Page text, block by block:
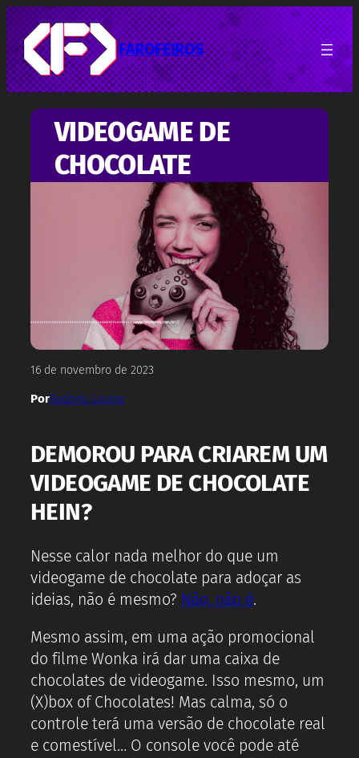
Pular
para
o
conteúdo
FAROFEIROS
VIDEOGAME DE
CHOCOLATE
16 de novembro de 2023
PorRodrigo Castro
DEMOROU PARA CRIAREM UM
VIDEOGAME DE CHOCOLATE
HEIN?
Nesse calor nada melhor do que um
videogame de chocolate para adoçar as
ideias, não é mesmo? Não, não é.
Mesmo assim, em uma ação promocional
do filme Wonka irá dar uma caixa de
chocolates de videogame. Isso mesmo, um
(X)box of Chocolates! Mas calma, só o
controle terá uma versão de chocolate real
e comestível… O console você pode até